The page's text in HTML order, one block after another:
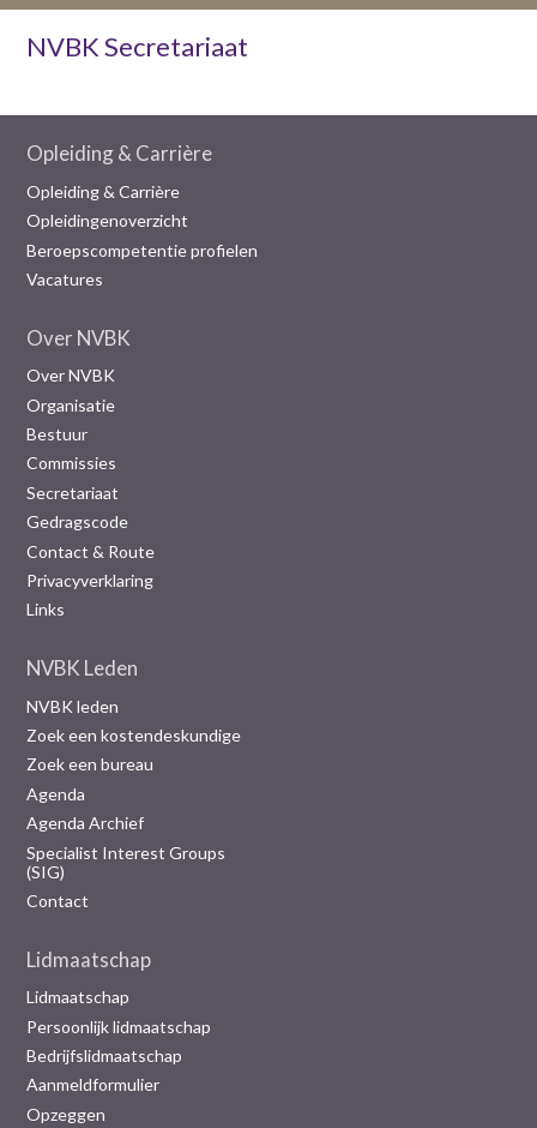
NVBK Secretariaat
Opleiding & Carrière
Opleiding & Carrière
Opleidingenoverzicht
Beroepscompetentie profielen
Vacatures
Over NVBK
Over NVBK
Organisatie
Bestuur
Commissies
Secretariaat
Gedragscode
Contact & Route
Privacyverklaring
Links
NVBK Leden
NVBK leden
Zoek een kostendeskundige
Zoek een bureau
Agenda
Agenda Archief
Specialist Interest Groups
(SIG)
Contact
Lidmaatschap
Lidmaatschap
Persoonlijk lidmaatschap
Bedrijfslidmaatschap
Aanmeldformulier
Opzeggen